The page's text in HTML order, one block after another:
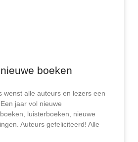
boeken
wenst alle auteurs en lezers een
jaar vol nieuwe
luisterboeken, nieuwe
Auteurs gefeliciteerd! Alle